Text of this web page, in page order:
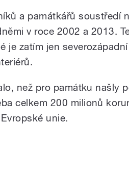
a památkářů soustředí
v roce 2002 a 2013.
je zatím jen
než pro památku našly
celkem 200 milionů
unie.